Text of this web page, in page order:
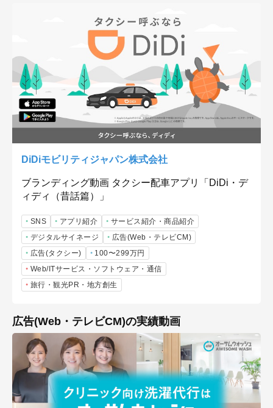
DiDiモビリティジャパン株式会社
ブランディング動画 タクシー配車アプリ「DiDi・デ
ィディ（昔話篇）」
SNS アプリ紹介
サービス紹介・商品紹介
デジタルサイネージ
広告(Web・テレビCM)
広告(タクシー)
100〜299万円
Web/ITサービス・ソフトウェア・通信
旅行・観光PR・地方創生
広告(Web・テレビCM)の実績動画